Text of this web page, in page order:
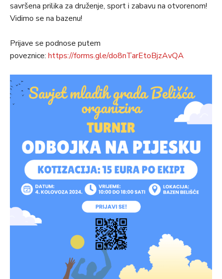
savršena prilika za druženje, sport i zabavu na otvorenom!
Vidimo se na bazenu!
Prijave se podnose putem
poveznice: https://forms.gle/do8nTarEtoBjzAvQA